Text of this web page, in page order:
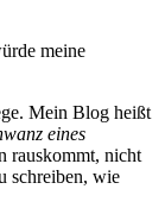
meine
Mein Blog heißt
eines
rauskommt, nicht
schreiben, wie